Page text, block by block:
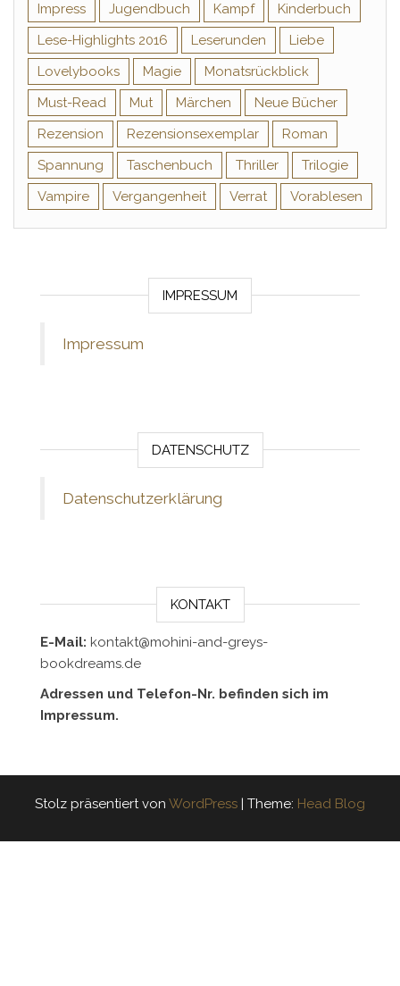
Impress
Jugendbuch Kampf
Kinderbuch
Lese-Highlights 2016
Leserunden
Liebe
Lovelybooks
Magie
Monatsrückblick
Must-Read
Mut Märchen
Neue Bücher
Rezension
Rezensionsexemplar
Roman
Spannung
Taschenbuch Thriller
Trilogie
Vampire
Vergangenheit Verrat Vorablesen
IMPRESSUM
Impressum
DATENSCHUTZ
Datenschutzerklärung
KONTAKT
E-Mail: kontakt@mohini-and-greys-
bookdreams.de
Adressen und Telefon-Nr. befinden sich im
Impressum.
Stolz präsentiert von WordPress | Theme: Head Blog